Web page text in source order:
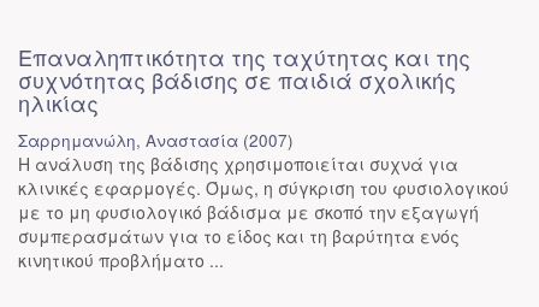
Επαναληπτικότητα της ταχύτητας και της
συχνότητας βάδισης σε παιδιά σχολικής
ηλικίας
Σαρρημανώλη, Αναστασία (2007)
Η ανάλυση της βάδισης χρησιμοποιείται συχνά για
κλινικές εφαρμογές. Όμως, η σύγκριση του φυσιολογικού
με το μη φυσιολογικό βάδισμα με σκοπό την εξαγωγή
συμπερασμάτων για το είδος και τη βαρύτητα ενός
κινητικού προβλήματο ...